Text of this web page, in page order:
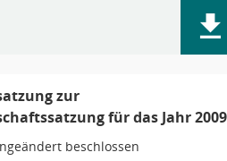
zur
für das Jahr 2009
beschlossen